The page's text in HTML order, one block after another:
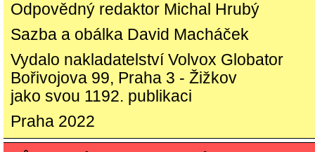
Odpovědný redaktor Michal Hrubý
Sazba a obálka David Macháček
Vydalo nakladatelství Volvox Globator
Bořivojova 99, Praha 3 - Žižkov
jako svou 1192. publikaci
Praha 2022